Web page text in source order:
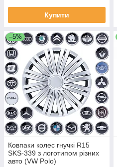
Купити
–5%
Ковпаки колес гнучкі R15
SKS-339 з логотипом різних
авто (VW Polo)